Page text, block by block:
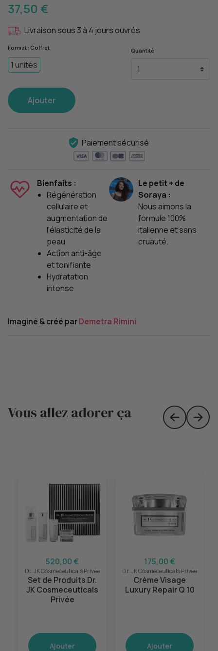
37,50 €
Livraison sous 3 à 4 jours ouvrés
Format : Coffret
1 unités
Quantité
Ajouter
Paiement sécurisé
Bienfaits :
Régénération
cellulaire et
augmentation de
l'élasticité de la
peau
Action anti-âge
et tonifiante
Hydratation
intense
Le petit + de
Soraya :
Nous aimons la
formule 100%
italienne et sans
cruauté.
Imaginé & créé parDemetra Rimini
Vous allez adorer ça
Skip toSkip
520,00 €
Dr. JK Cosmeceuticals Privée
Set de Produits Dr.
JK Cosmeceuticals
Privée
Ajouter
175,00 €
Dr. JK Cosmeceuticals Privée
Crème Visage
Luxury Repair Q 10
Ajouter